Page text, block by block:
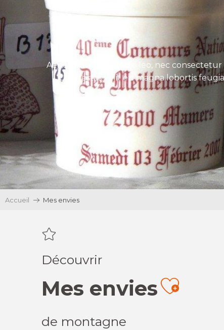
Aenean tincidunt eros leo, nec
Ut egestas velit eu magna lobortis
Accueil Mes envies
Découvrir
Mes envies
de montagne